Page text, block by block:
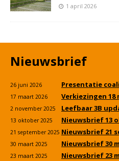
1 april 2026
Nieuwsbrief
26 juni 2026 Presentatie
17 maart 2026 Verkiezingen 18
2 november 2025 Leefbaar 3B
13 oktober 2025 Nieuwsbrief 13
21 september 2025 Nieuwsbrief 21
30 maart 2025 Nieuwsbrief 30
23 maart 2025 Nieuwsbrief 23